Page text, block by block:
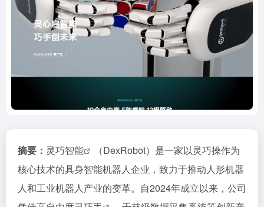
摘要： 灵巧智能
（DexRobot）是一家以灵巧操作为
核心技术的具身智能机器人企业，致力于推动人形机器
人和工业机器人产业的变革。自2024年成立以来，公司